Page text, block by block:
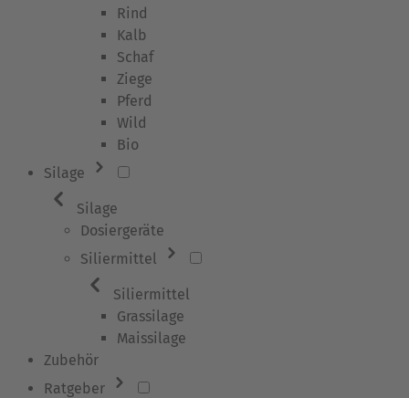
Rind
Kalb
Schaf
Ziege
Pferd
Wild
Bio
Silage
Silage
Dosiergeräte
Siliermittel
Siliermittel
Grassilage
Maissilage
Zubehör
Ratgeber